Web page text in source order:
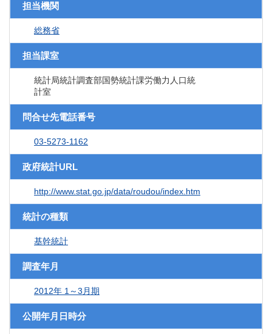
担当機関
総務省
担当課室
統計局統計調査部国勢統計課労働力人口統
計室
問合せ先電話番号
03-5273-1162
政府統計URL
http://www.stat.go.jp/data/roudou/index.htm
統計の種類
基幹統計
調査年月
2012年 1～3月期
公開年月日時分